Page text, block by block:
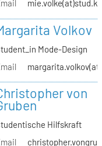
Volkov
Mode-Design
von
Hilfskraft